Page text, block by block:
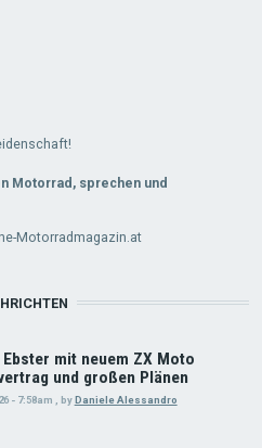
Motorrad, sprechen und
Motorradmagazin.at
mit neuem ZX Moto
und großen Plänen
- 7:58am byDaniele Alessandro